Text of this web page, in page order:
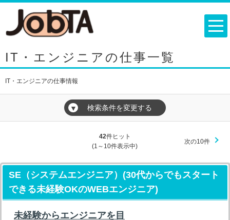
IT・エンジニアの仕事一覧
IT・エンジニアの仕事情報
▼ 検索条件を変更する
42件ヒット
(1～10件表示中)
次の10件
SE（システムエンジニア）(30代からでもスタート
できる未経験OKのWEBエンジニア)
未経験からエンジニアを目